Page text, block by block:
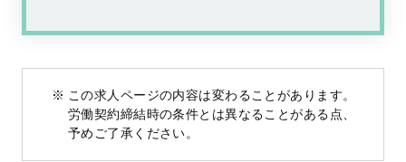
この求人ページの内容は変わることがあります。
労働契約締結時の条件とは異なることがある点、
予めご了承ください。